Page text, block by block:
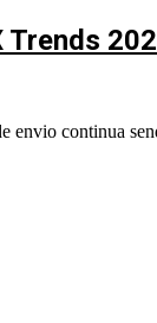
Trends
envio continua